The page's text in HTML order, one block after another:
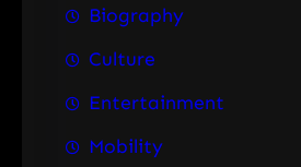
Biography
Culture
Entertainment
Mobility